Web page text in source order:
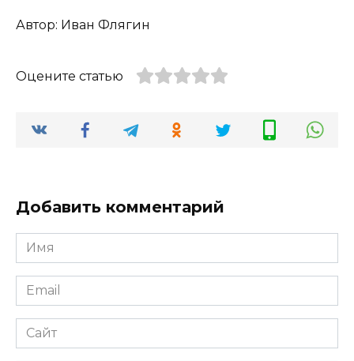
Автор: Иван Флягин
Оцените статью
Добавить комментарий
Имя
*
Email
*
Сайт